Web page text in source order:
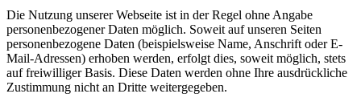
Die Nutzung unserer Webseite ist in der Regel ohne Angabe
personenbezogener Daten möglich. Soweit auf unseren Seiten
personenbezogene Daten (beispielsweise Name, Anschrift oder E-
Mail-Adressen) erhoben werden, erfolgt dies, soweit möglich, stets
auf freiwilliger Basis. Diese Daten werden ohne Ihre ausdrückliche
Zustimmung nicht an Dritte weitergegeben.